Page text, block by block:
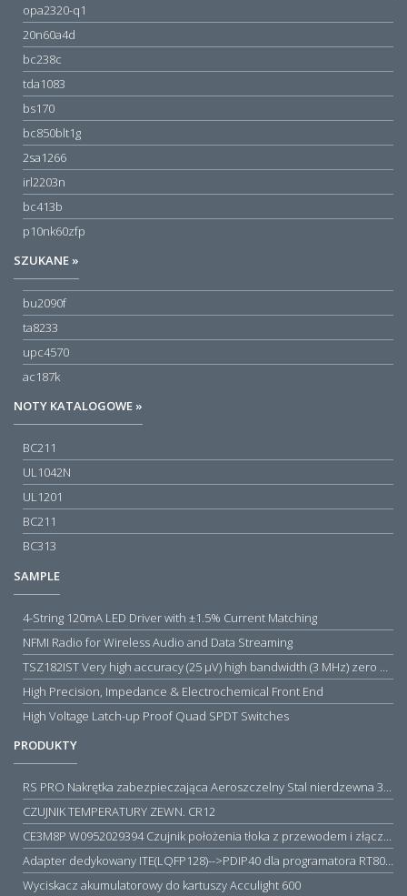
opa2320-q1
20n60a4d
bc238c
tda1083
bs170
bc850blt1g
2sa1266
irl2203n
bc413b
p10nk60zfp
SZUKANE »
bu2090f
ta8233
upc4570
ac187k
NOTY KATALOGOWE »
BC211
UL1042N
UL1201
BC211
BC313
SAMPLE
4-String 120mA LED Driver with ±1.5% Current Matching
NFMI Radio for Wireless Audio and Data Streaming
TSZ182IST Very high accuracy (25 µV) high bandwidth (3 MHz) zero drift 5 V operational amplifiers
High Precision, Impedance & Electrochemical Front End
High Voltage Latch-up Proof Quad SPDT Switches
PRODUKTY
RS PRO Nakrętka zabezpieczająca Aeroszczelny Stal nierdzewna 316 Zwykłe
CZUJNIK TEMPERATURY ZEWN. CR12
CE3M8P W0952029394 Czujnik położenia tłoka z przewodem i złączem M8, PNP NO, 10...30VDC, 100mA, METALWORK, METAL WORK jak MZT1-0
Adapter dedykowany ITE(LQFP128)-->PDIP40 dla programatora RT809H/RT809F (simple)
Wyciskacz akumulatorowy do kartuszy Acculight 600